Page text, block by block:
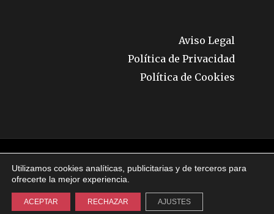
Aviso Legal
Política de Privacidad
Política de Cookies
reservados.
Utilizamos cookies analíticas, publicitarias y de terceros para
ofrecerte la mejor experiencia.
ACEPTAR RECHAZAR AJUSTES